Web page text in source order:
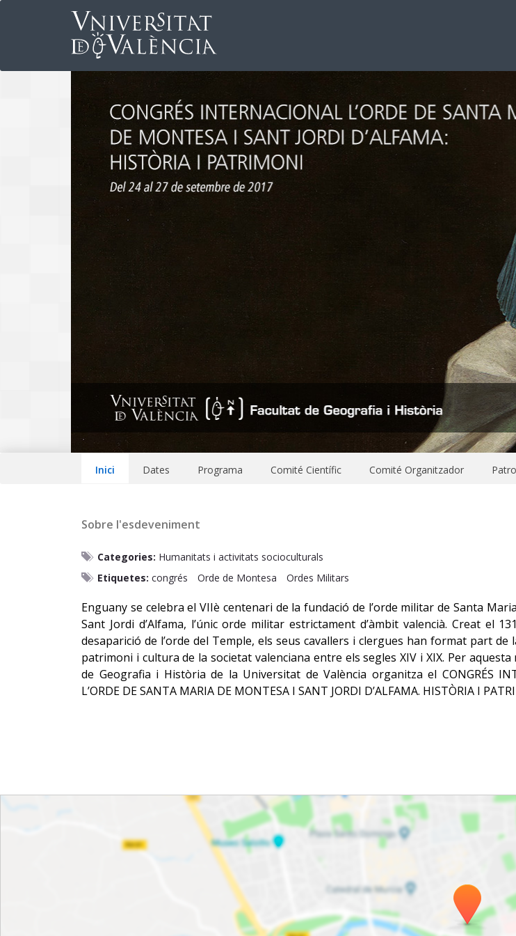
Inici Dates Programa Comité Científic Comité Organitzador
Sobre l'esdeveniment
Categories: Humanitats i activitats socioculturals
Etiquetes: congrés Orde de Montesa Ordes Militars
Enguany se celebra el VIIè centenari de la fundació de l’orde militar de Santa
Sant Jordi d’Alfama, l’únic orde militar estrictament d’àmbit valencià. Creat el
desaparició de l’orde del Temple, els seus cavallers i clergues han format part de
patrimoni i cultura de la societat valenciana entre els segles XIV i XIX. Per aquesta
de Geografia i Història de la Universitat de València organitza el CONGRÉS
L’ORDE DE SANTA MARIA DE MONTESA I SANT JORDI D’ALFAMA. HISTÒRIA I